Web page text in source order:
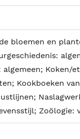
bloemen en
algemeen; Koken/
Kookboeken
Zoölogie: